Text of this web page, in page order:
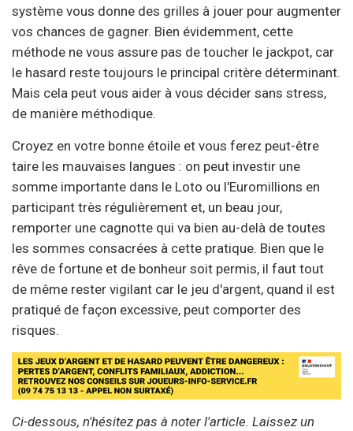
système vous donne des grilles à jouer pour augmenter
vos chances de gagner. Bien évidemment, cette
méthode ne vous assure pas de toucher le jackpot, car
le hasard reste toujours le principal critère déterminant.
Mais cela peut vous aider à vous décider sans stress,
de manière méthodique.
Croyez en votre bonne étoile et vous ferez peut-être
taire les mauvaises langues : on peut investir une
somme importante dans le Loto ou l'Euromillions en
participant très régulièrement et, un beau jour,
remporter une cagnotte qui va bien au-delà de toutes
les sommes consacrées à cette pratique. Bien que le
rêve de fortune et de bonheur soit permis, il faut tout
de même rester vigilant car le jeu d'argent, quand il est
pratiqué de façon excessive, peut comporter des
risques.
Ci-dessous, n'hésitez pas à noter l'article. Laissez un